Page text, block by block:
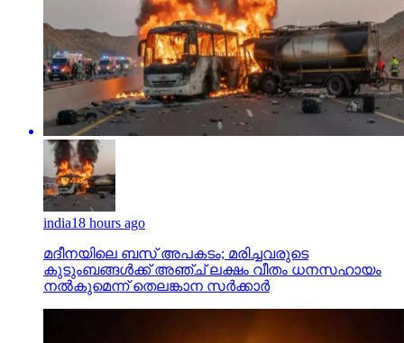
india18 hours ago
മദീനയിലെ ബസ് അപകടം; മരിച്ചവരുടെ
കുടുംബങ്ങള്‍ക്ക് അഞ്ച് ലക്ഷം വീതം ധനസഹായം
നല്‍കുമെന്ന് തെലങ്കാന സര്‍ക്കാര്‍